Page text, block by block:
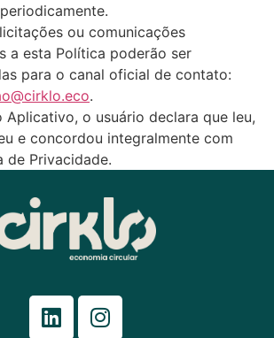
ou comunicações
a esta Política poderão ser
para o canal oficial de contato:
.
Aplicativo, o usuário declara que leu,
e concordou integralmente com
de Privacidade.